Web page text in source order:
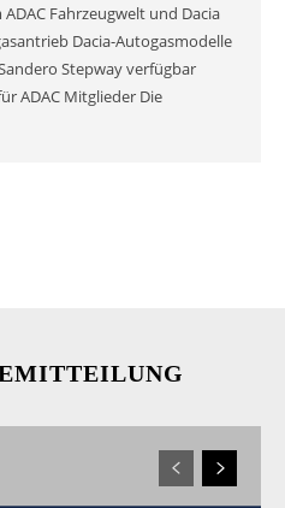
Stepway verfügbar
Mitglieder Die